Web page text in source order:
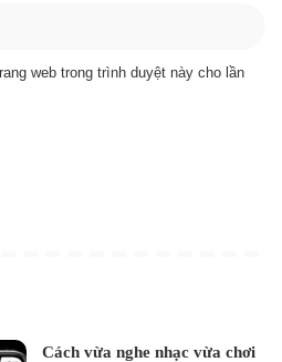
web trong trình duyệt này cho lần
Cách vừa nghe nhạc vừa chơi